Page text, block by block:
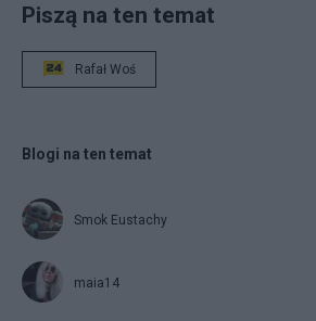
Piszą na ten temat
Rafał Woś
Blogi na ten temat
Smok Eustachy
maia14